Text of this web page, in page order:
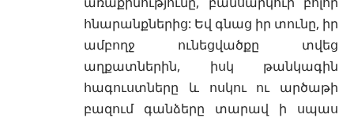
հնարանքներից: Եվ գնաց իր տունը, իր
ամբողջ ունեցվածքը տվեց
աղքատներին, իսկ թանկագին
հագուստները և ոսկու ու արծաթի
բազում գանձերը տարավ ի սպաս